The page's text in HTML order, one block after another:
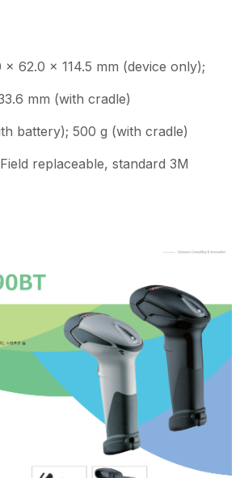
× 62.0 × 114.5 mm (device only);
mm (with cradle)
battery); 500 g (with cradle)
replaceable, standard 3M